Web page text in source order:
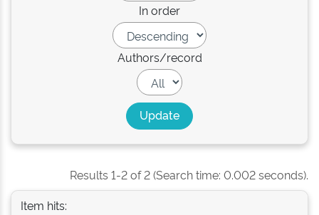
In order
Authors/record
Results 1-2 of 2 (Search time: 0.002 seconds).
Item hits: